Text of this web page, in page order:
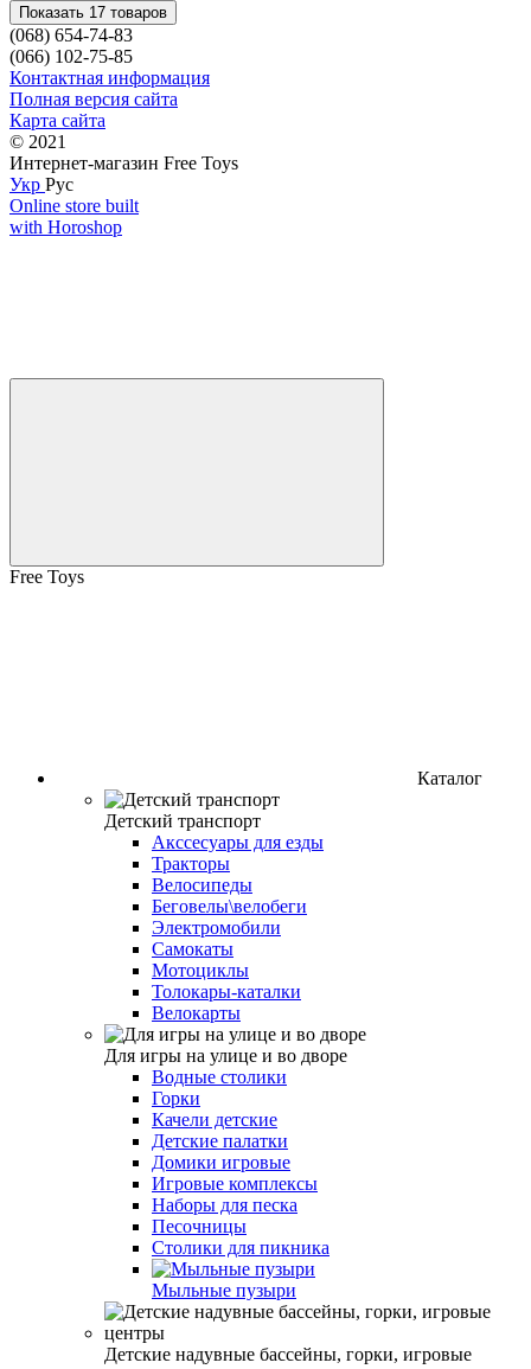
Показать 17 товаров
(068) 654-74-83
(066) 102-75-85
Контактная информация
Полная версия сайта
Карта сайта
© 2021
Интернет-магазин Free Toys
Укр Рус
Online store built
with Horoshop
Free Toys
Каталог
Детский транспорт
Акссесуары для езды
Тракторы
Велосипеды
Беговелы\велобеги
Электромобили
Самокаты
Мотоциклы
Толокары-каталки
Велокарты
Для игры на улице и во дворе
Водные столики
Горки
Качели детские
Детские палатки
Домики игровые
Игровые комплексы
Наборы для песка
Песочницы
Столики для пикника
Мыльные пузыри
Детские надувные бассейны, горки, игровые